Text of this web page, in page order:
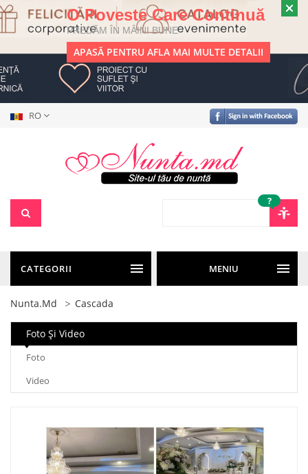
O Poveste Care Continuă
PREDĂM ÎN MÂINI BUNE
APASĂ PENTRU AFLA MAI MULTE DETALII
RO
?
CATEGORII MENIU
Nunta.md Cascada
Foto Şi Video
Foto
Video